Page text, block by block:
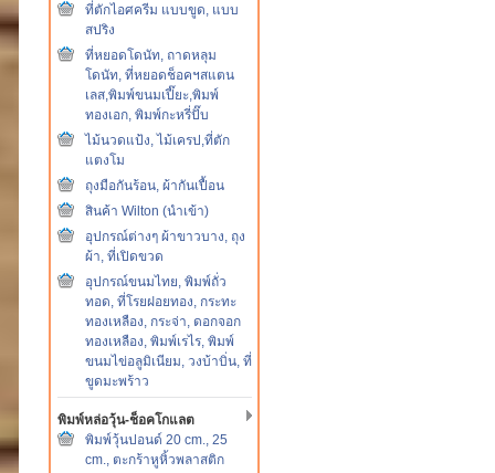
ที่ตักไอศครีม แบบขูด, แบบ
สปริง
ที่หยอดโดนัท, ถาดหลุม
โดนัท, ที่หยอดช็อคฯสแตน
เลส,พิมพ์ขนมเปี๊ยะ,พิมพ์
ทองเอก, พิมพ์กะหรี่ปั๊บ
ไม้นวดแป้ง, ไม้เครป,ที่ตัก
แตงโม
ถุงมือกันร้อน, ผ้ากันเปื้อน
สินค้า Wilton (นำเข้า)
อุปกรณ์ต่างๆ ผ้าขาวบาง, ถุง
ผ้า, ที่เปิดขวด
อุปกรณ์ขนมไทย, พิมพ์ถั่ว
ทอด, ที่โรยฝอยทอง, กระทะ
ทองเหลือง, กระจ่า, ดอกจอก
ทองเหลือง, พิมพ์เรไร, พิมพ์
ขนมไข่อลูมิเนียม, วงบ้าบิ่น, ที่
ขูดมะพร้าว
พิมพ์หล่อวุ้น-ช็อคโกแลต
พิมพ์วุ้นปอนด์ 20 cm., 25
cm., ตะกร้าหูหิ้วพลาสติก